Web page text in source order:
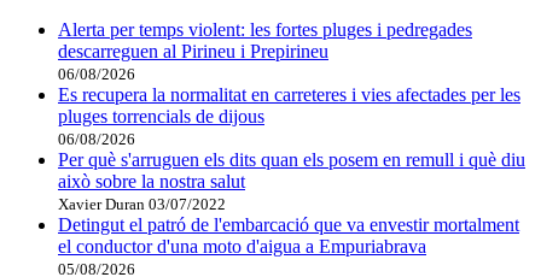
Alerta per temps violent: les fortes pluges i pedregades
descarreguen al Pirineu i Prepirineu
06/08/2026
Es recupera la normalitat en carreteres i vies afectades per les
pluges torrencials de dijous
06/08/2026
Per què s'arruguen els dits quan els posem en remull i què diu
això sobre la nostra salut
Xavier Duran 03/07/2022
Detingut el patró de l'embarcació que va envestir mortalment
el conductor d'una moto d'aigua a Empuriabrava
05/08/2026